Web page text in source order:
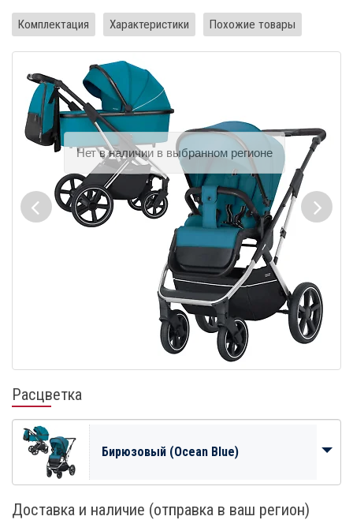
Комплектация Характеристики Похожие товары
Расцветка
Бирюзовый (Ocean Blue)
Доставка и наличие (отправка в ваш регион)